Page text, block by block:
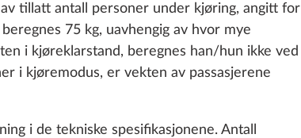
clicking on the "Show details" link.
Decline Accept all
tillatt antall personer under kjøring, angitt for
75 kg, uavhengig av hvor mye
i kjøreklarstand, beregnes han/hun ikke ved
i kjøremodus, er vekten av passasjerene
i de tekniske spesifikasjonene. Antall